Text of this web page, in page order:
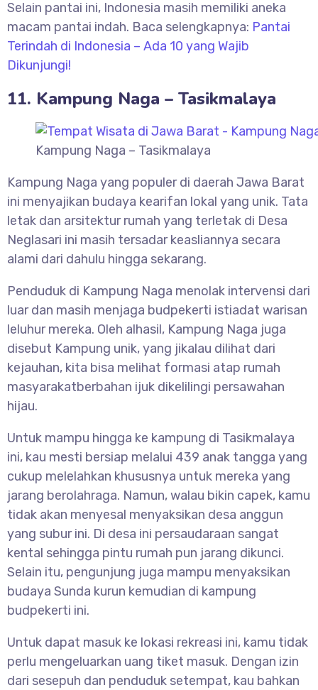
Selain pantai ini, Indonesia masih memiliki aneka
macam pantai indah. Baca selengkapnya: Pantai
Terindah di Indonesia – Ada 10 yang Wajib
Dikunjungi!
11. Kampung Naga – Tasikmalaya
Kampung Naga – Tasikmalaya
Kampung Naga yang populer di daerah Jawa Barat
ini menyajikan budaya kearifan lokal yang unik. Tata
letak dan arsitektur rumah yang terletak di Desa
Neglasari ini masih tersadar keasliannya secara
alami dari dahulu hingga sekarang.
Penduduk di Kampung Naga menolak intervensi dari
luar dan masih menjaga budpekerti istiadat warisan
leluhur mereka. Oleh alhasil, Kampung Naga juga
disebut Kampung unik, yang jikalau dilihat dari
kejauhan, kita bisa melihat formasi atap rumah
masyarakatberbahan ijuk dikelilingi persawahan
hijau.
Untuk mampu hingga ke kampung di Tasikmalaya
ini, kau mesti bersiap melalui 439 anak tangga yang
cukup melelahkan khususnya untuk mereka yang
jarang berolahraga. Namun, walau bikin capek, kamu
tidak akan menyesal menyaksikan desa anggun
yang subur ini. Di desa ini persaudaraan sangat
kental sehingga pintu rumah pun jarang dikunci.
Selain itu, pengunjung juga mampu menyaksikan
budaya Sunda kurun kemudian di kampung
budpekerti ini.
Untuk dapat masuk ke lokasi rekreasi ini, kamu tidak
perlu mengeluarkan uang tiket masuk. Dengan izin
dari sesepuh dan penduduk setempat, kau bahkan